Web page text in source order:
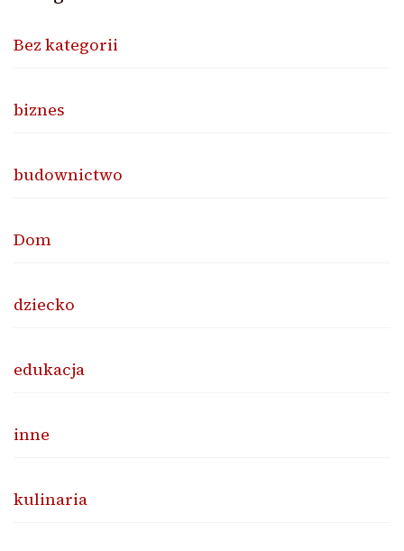
Bez kategorii
biznes
budownictwo
Dom
dziecko
edukacja
inne
kulinaria